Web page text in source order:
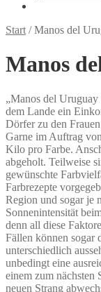
Start /Manos del
Manos
„Manos del
dem Lande ein
Dörfer zu den
Garne im Auftrag
Kilo pro Farbe.
abgeholt. Teilweise
gewünschte
Farbrezepte
Region und sogar je
Sonnenintensität
denn all diese
Fällen können sogar
unterschiedlich
unbedingt eine
einem zum nächsten
neuen Strang